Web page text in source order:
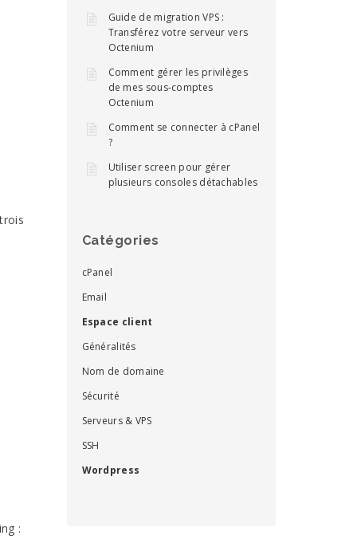
:
Guide de migration VPS :
Transférez votre serveur vers
Octenium
Comment gérer les privilèges
de mes sous-comptes
Octenium
Comment se connecter à cPanel
?
Utiliser screen pour gérer
plusieurs consoles détachables
Catégories
cPanel
Email
Espace client
Généralités
Nom de domaine
Sécurité
Serveurs & VPS
SSH
Wordpress